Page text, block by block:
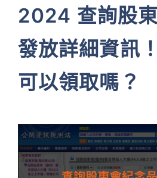
2024 查詢股
發放詳細資訊
可以領取嗎？